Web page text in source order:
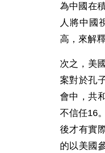
為中國在
人將中國
高，來解
次之，美
案對於孔
會中，共
不信任16
後才有實
的以美國